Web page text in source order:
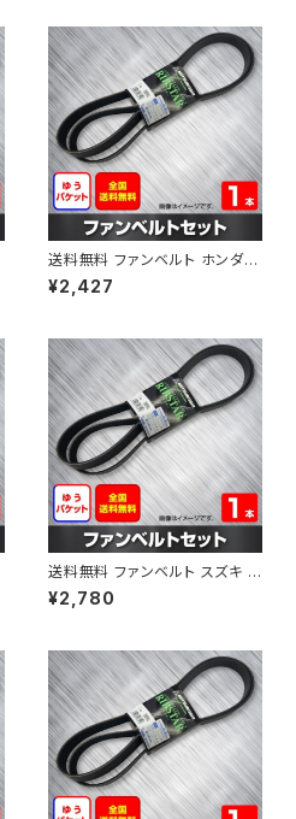
送料無料 ファンベルト ホンダ ラ
イフ 型式JB6 H15.09～H20.1
1 （国内トップメーカー） 1本 HA
¥2,427
送料無料 ファンベルト スズキ ス
ペーシア 型式MK32S H25.03
～H30.02 （国内トップメーカ
¥2,780